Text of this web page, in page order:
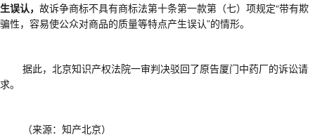
生误认， 故诉争商标不具有商标法第十条第一款第（七）项规定“带有欺
骗性，容易使公众对商品的质量等特点产生误认”的情形。
据此，北京知识产权法院一审判决驳回了原告厦门中药厂的诉讼请
求。
（来源：知产北京）